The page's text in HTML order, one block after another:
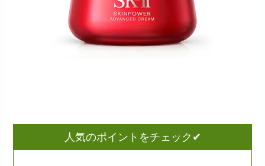
人気のポイントをチェック✔